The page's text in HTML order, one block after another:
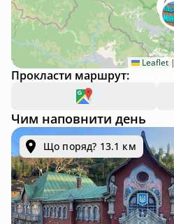
Leaflet |
Прокласти маршрут:
Чим наповнити день
Що поряд? 13.1 км